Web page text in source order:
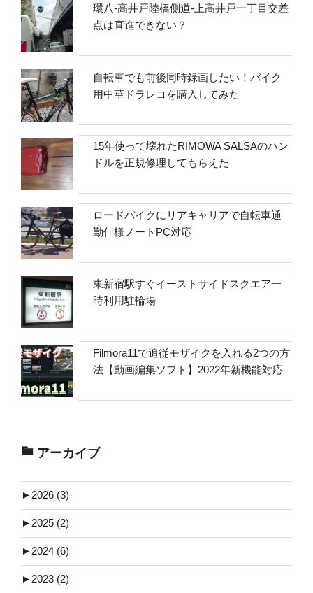
環八-高井戸陸橋側道-上高井戸一丁目交差
点は直進できない？
自転車でも前後同時録画したい！バイク
用中華ドラレコを購入してみた
15年使って壊れたRIMOWA SALSAのハン
ドルを正規修理してもらえた
ロードバイクにリアキャリアで自転車通
勤仕様ノートPC対応
東新宿駅すぐイーストサイドスクエア一
時利用駐輪場
Filmora11で追従モザイクを入れる2つの方
法【動画編集ソフト】2022年新機能対応
アーカイブ
► 2026 (3)
► 2025 (2)
► 2024 (6)
► 2023 (2)